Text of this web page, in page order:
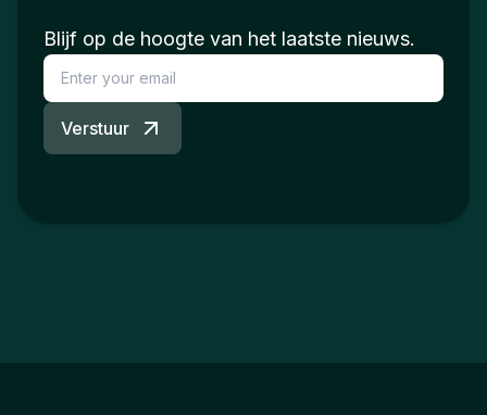
Blijf op de hoogte van het laatste nieuws.
Verstuur